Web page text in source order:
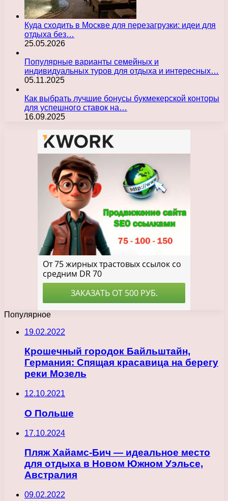
Куда сходить в Москве для перезагрузки: идеи для
отдыха без…
25.05.2026
Популярные варианты семейных и
индивидуальных туров для отдыха и интересных…
05.11.2025
Как выбрать лучшие бонусы букмекерской конторы
для успешного ставок на…
16.09.2025
Популярное
19.02.2022
Крошечный городок Байльштайн,
Германия: Спящая красавица на берегу
реки Мозель
12.10.2021
О Польше
17.10.2024
Пляж Хайамс-Бич — идеальное место
для отдыха в Новом Южном Уэльсе,
Австралия
09.02.2022